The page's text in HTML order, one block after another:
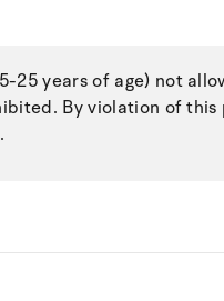
25 years of age) not
By violation of